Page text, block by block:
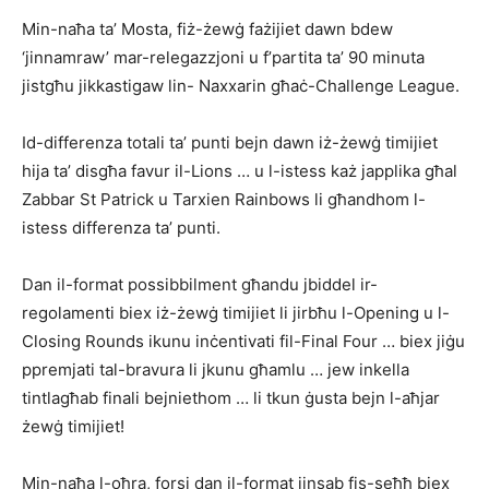
Min-naħa ta’ Mosta, fiż-żewġ fażijiet dawn bdew
‘jinnamraw’ mar-relegaz­zjo­ni u f’partita ta’ 90 mi­nuta
jistgħu jikkastigaw lin- Naxxarin għaċ-Challen­ge League.
Id-differenza totali ta’ punti bejn dawn iż-żewġ timijiet
hija ta’ disgħa favur il-Lions … u l-istess każ japplika għal
Zabbar St Patrick u Tarxien Rainbows li għandhom l-
istess differenza ta’ punti.
Dan il-format possibbilment għandu jbiddel ir-
regolamenti biex iż-żewġ timijiet li jirbħu l-Opening u l-
Closing Rounds ikunu inċentivati fil-Final Four … biex jiġu
ppremjati tal-bravura li jkunu għamlu … jew inkella
tintlagħab finali bej­niethom … li tkun ġusta bejn l-aħjar
żewġ timijiet!
Min-naħa l-oħra, forsi dan il-format jinsab fis-seħħ biex